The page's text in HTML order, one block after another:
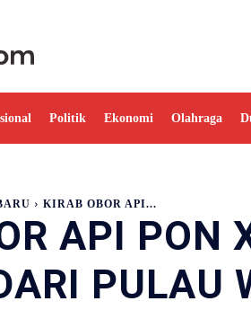
Politik Ekonomi Olahraga
KIRAB OBOR API...
API
PULAU